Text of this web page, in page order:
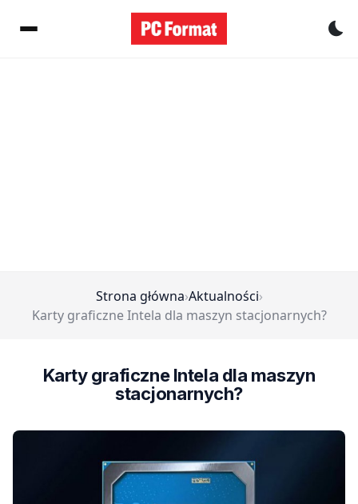
Strona główna›Aktualności›
Karty graficzne Intela dla maszyn stacjonarnych?
Karty graficzne Intela dla maszyn
stacjonarnych?